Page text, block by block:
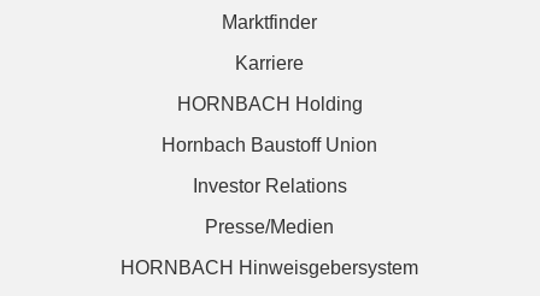
Marktfinder
Karriere
HORNBACH Holding
Hornbach Baustoff Union
Investor Relations
Presse/Medien
HORNBACH Hinweisgebersystem